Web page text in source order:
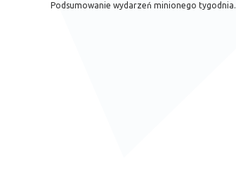
Podsumowanie wydarzeń minionego tygodnia.